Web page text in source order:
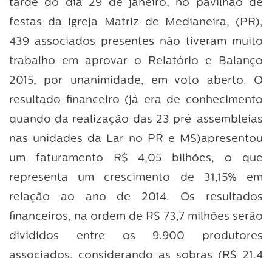
tarde do dia 29 de janeiro, no pavilhão de
festas da Igreja Matriz de Medianeira, (PR),
439 associados presentes não tiveram muito
trabalho em aprovar o Relatório e Balanço
2015, por unanimidade, em voto aberto. O
resultado financeiro (já era de conhecimento
quando da realização das 23 pré-assembleias
nas unidades da Lar no PR e MS)apresentou
um faturamento R$ 4,05 bilhões, o que
representa um crescimento de 31,15% em
relação ao ano de 2014. Os resultados
financeiros, na ordem de R$ 73,7 milhões serão
divididos entre os 9.900 produtores